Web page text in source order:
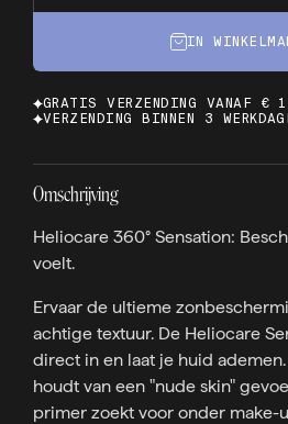
IN
GRATIS VERZENDING VANAF €
VERZENDING BINNEN 3
Omschrijving
Heliocare 360° Sensation:
voelt.
Ervaar de ultieme
achtige textuur. De Heliocare
direct in en laat je huid
houdt van een "nude skin"
primer zoekt voor onder make-